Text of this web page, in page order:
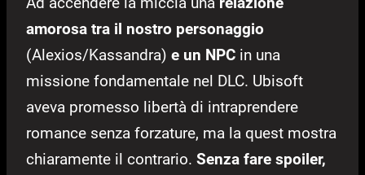
amorosa tra il nostro personaggio
(Alexios/Kassandra) e un NPC in una
missione fondamentale nel DLC. Ubisoft
aveva promesso libertà di intraprendere
romance senza forzature, ma la quest mostra
chiaramente il contrario. Senza fare spoiler,